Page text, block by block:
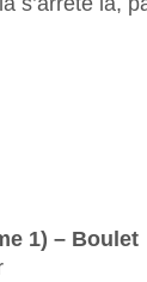
1) – Boulet